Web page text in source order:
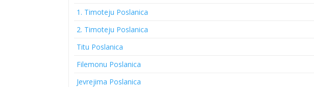
1. Timoteju Poslanica
2. Timoteju Poslanica
Titu Poslanica
Filemonu Poslanica
Jevrejima Poslanica